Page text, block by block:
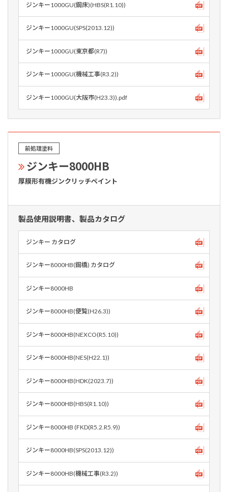
ジンキー1000GU(鋼床)(HBS(R1.10))
ジンキー1000GU(SPS(2013.12))
ジンキー1000GU(東京都(R7))
ジンキー1000GU(機械工事(R3.2))
ジンキー1000GU(大阪市(H23.3)).pdf
前処理塗料
ジンキー8000HB
厚膜形有機ジンクリッチペイント
製品使用説明書、製品カタログ
ジンキー カタログ
ジンキー8000HB(鋼橋) カタログ
ジンキー8000HB
ジンキー8000HB(便覧(H26.3))
ジンキー8000HB(NEXCO(R5.10))
ジンキー8000HB(NES(H22.1))
ジンキー8000HB(HDK(2023.7))
ジンキー8000HB(HBS(R1.10))
ジンキー8000HB (FKD(R5.2.R5.9))
ジンキー8000HB(SPS(2013.12))
ジンキー8000HB(機械工事(R3.2))